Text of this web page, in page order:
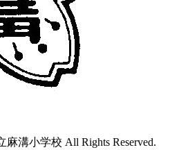
溝小学校 All Rights Reserved.